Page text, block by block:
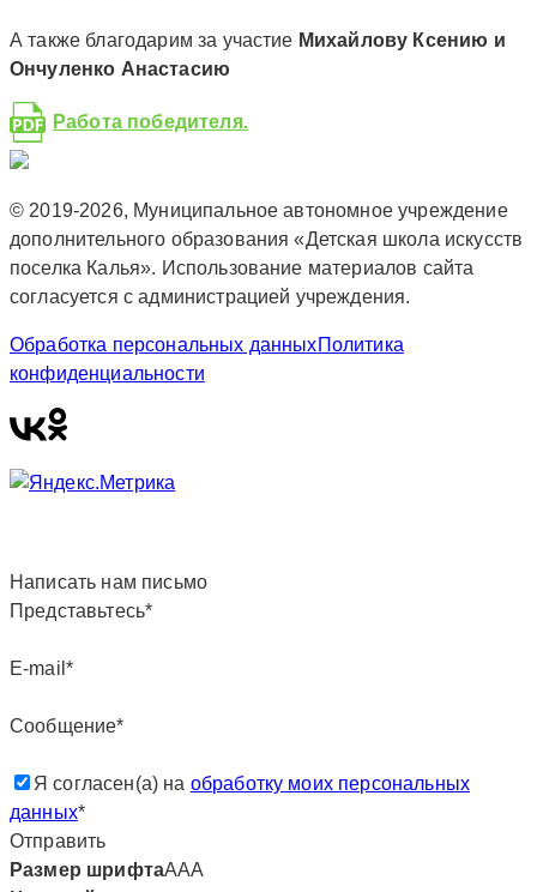
А также благодарим за участие Михайлову Ксению и
Ончуленко Анастасию
Работа победителя.
© 2019-2026, Муниципальное автономное учреждение
дополнительного образования «Детская школа искусств
поселка Калья». Использование материалов сайта
согласуется с администрацией учреждения.
Обработка персональных данныхПолитика
конфиденциальности
Написать нам письмо
Представьтесь*
E-mail*
Сообщение*
Я согласен(а) на обработку моих персональных
данных*
Отправить
Размер шрифтаААА